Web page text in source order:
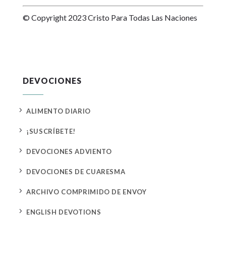
© Copyright 2023 Cristo Para Todas Las Naciones
DEVOCIONES
5 ALIMENTO DIARIO
5 ¡SUSCRÍBETE!
5 DEVOCIONES ADVIENTO
5 DEVOCIONES DE CUARESMA
5 ARCHIVO COMPRIMIDO DE ENVOY
5 ENGLISH DEVOTIONS